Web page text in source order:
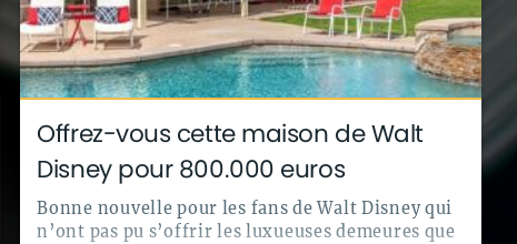
Offrez-vous cette maison de Walt
Disney pour 800.000 euros
Bonne nouvelle pour les fans de Walt Disney qui
n’ont pas pu s’offrir les luxueuses demeures que